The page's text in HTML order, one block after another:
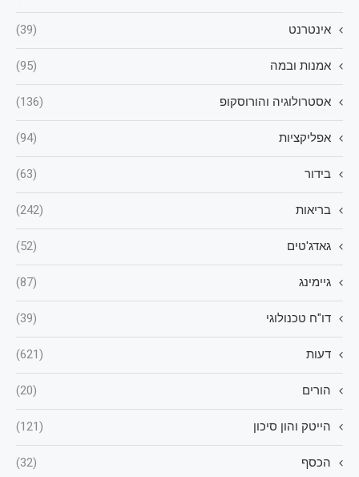
אינטרנט (39)
אמנות ובמה (95)
אסטרולוגיה והורוסקופ (136)
אפליקציות (94)
בידור (63)
בריאות (242)
גאדג'טים (52)
גיימינג (87)
דו"ח טכנולוגי (39)
דעות (621)
הורים (20)
הייטק והון סיכון (121)
הכסף (32)